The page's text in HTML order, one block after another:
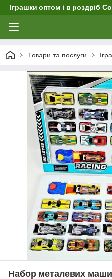
Іграшки оптом і в роздріб
Товари та послуги
Набор металевих